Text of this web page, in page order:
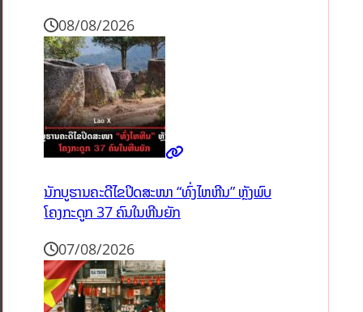
08/08/2026
ນັກບູຮານຄະດີໄຂປິດສະໜາ “ທົ່ງໄຫຫີນ” ຫຼັງພົບ
ໂຄງກະດູກ 37 ຄົນໃນຫີນຍັກ
07/08/2026